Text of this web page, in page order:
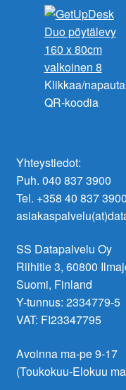
Klikkaa/napauta
QR-koodia
Yhteystiedot:
Puh. 040 837 3900
Tel. +358 40 837 3900
SS Datapalvelu Oy
Riihitie 3, 60800
Suomi, Finland
Y-tunnus: 2334779-5
VAT: FI23347795
Avoinna ma-pe 9-17
(Toukokuu-Elokuu